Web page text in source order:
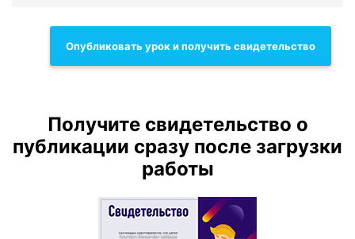
Опубликовать урок и получить свидетельство
Получите свидетельство о
публикации сразу после загрузки
работы